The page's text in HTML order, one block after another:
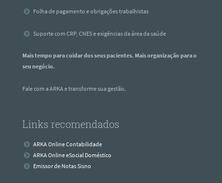
Folha de pagamento e obrigações trabalhistas
Suporte com CRP, CNES e exigências da área da saúde
Mais tempo para cuidar dos seus pacientes. Mais organização para o
seu negócio.
Fale com a ARKA e transforme sua gestão.
Links recomendados
ARKA Online Contabilidade
ARKA Online eSocial Doméstico
Emissor de Notas Sisno